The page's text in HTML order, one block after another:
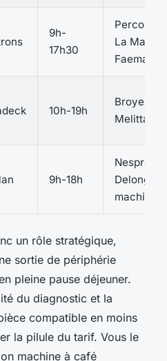
9h-
17h30
La
Faema
10h-19h
Broyeurs,
Melitta
9h-18h
Delonghi,
machines
un rôle stratégique,
sortie de périphérie
pleine pause déjeuner.
du diagnostic et la
compatible en moins
la pilule du tarif. Vous le
machine à café